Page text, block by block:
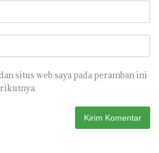
situs web saya pada peramban ini